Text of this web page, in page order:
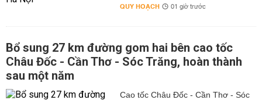
QUY HOẠCH 01 giờ trước
Bổ sung 27 km đường gom hai bên cao tốc
Châu Đốc - Cần Thơ - Sóc Trăng, hoàn thành
sau một năm
Cao tốc Châu Đốc - Cần Thơ - Sóc